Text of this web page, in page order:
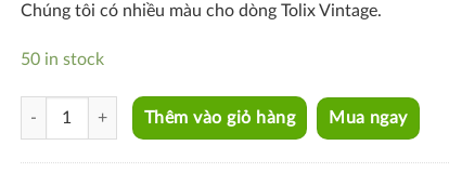
Chúng tôi có nhiều màu cho dòng Tolix Vintage.
50 in stock
TOLIX-V quantity
Thêm vào giỏ hàng Mua ngay